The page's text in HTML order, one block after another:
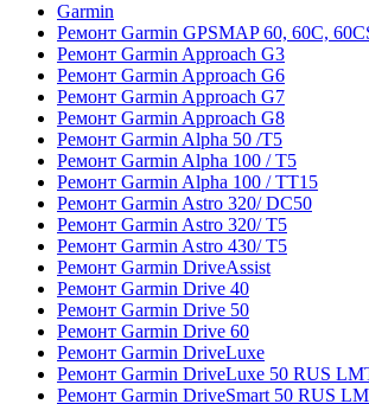
Garmin
Ремонт Garmin GPSMAP 60, 60C,
Ремонт Garmin Approach G3
Ремонт Garmin Approach G6
Ремонт Garmin Approach G7
Ремонт Garmin Approach G8
Ремонт Garmin Alpha 50 /T5
Ремонт Garmin Alpha 100 / T5
Ремонт Garmin Alpha 100 / TT15
Ремонт Garmin Astro 320/ DC50
Ремонт Garmin Astro 320/ T5
Ремонт Garmin Astro 430/ T5
Ремонт Garmin DriveAssist
Ремонт Garmin Drive 40
Ремонт Garmin Drive 50
Ремонт Garmin Drive 60
Ремонт Garmin DriveLuxe
Ремонт Garmin DriveLuxe 50 RUS
Ремонт Garmin DriveSmart 50 RUS